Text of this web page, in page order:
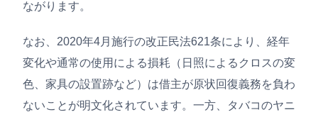
ながります。
なお、2020年4月施行の改正民法621条により、経年
変化や通常の使用による損耗（日照によるクロスの変
色、家具の設置跡など）は借主が原状回復義務を負わ
ないことが明文化されています。一方、タバコのヤニ